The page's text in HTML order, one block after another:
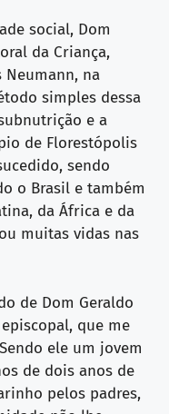
social, Dom
da Criança,
na
simples dessa
e a
de Florestópolis
sendo
o Brasil e também
da África e da
muitas vidas nas
de Dom Geraldo
que me
ele um jovem
de dois anos de
pelos padres,